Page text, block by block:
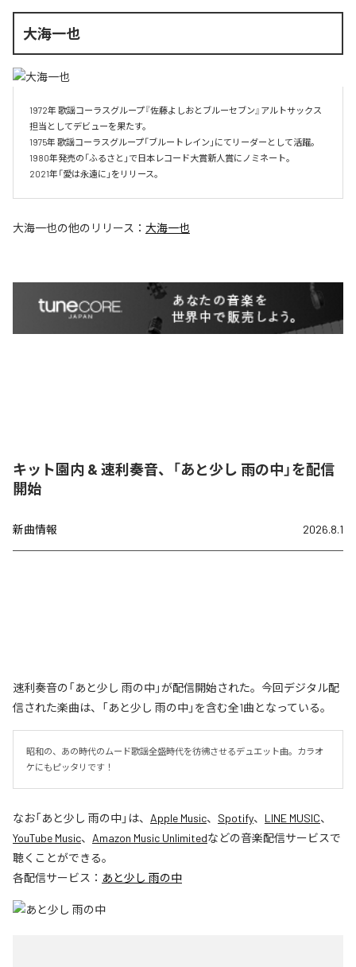
大海一也
1972年 歌謡コーラスグループ『佐藤よしおとブルーセブン』アルトサックス
担当としてデビューを果たす。
1975年 歌謡コーラスグループ「ブルートレイン」にてリーダーとして活躍。
1980年発売の「ふるさと」で日本レコード大賞新人賞にノミネート。
2021年「愛は永遠に」をリリース。
大海一也の他のリリース： 大海一也
キット園内 & 速利奏音、「あと少し 雨の中」を配信
開始
新曲情報 2026.8.1
速利奏音の「あと少し 雨の中」が配信開始された。今回デジタル配
信された楽曲は、「あと少し 雨の中」を含む全1曲となっている。
昭和の、あの時代のムード歌謡全盛時代を彷彿させるデュエット曲。カラオ
ケにもピッタリです！
なお「あと少し 雨の中」は、 Apple Music、 Spotify、 LINE MUSIC、
YouTube Music、 Amazon Music Unlimitedなどの音楽配信サービスで
聴くことができる。
各配信サービス： あと少し 雨の中